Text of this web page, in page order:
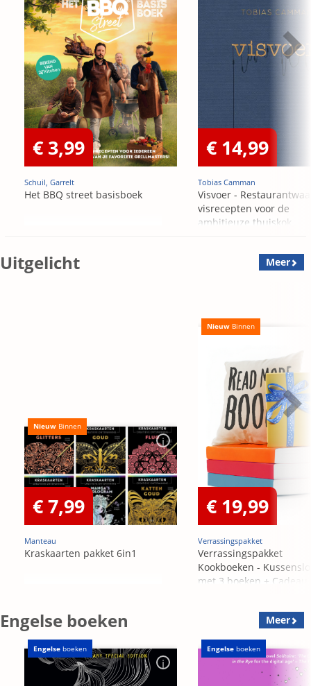
€ 3,99
Schuil, Garrelt
Het BBQ street basisboek
€ 14,99
Tobias Camman
Visvoer -
visrecepten voor de
ambitieuze thuiskok
Uitgelicht Meer
Nieuw Binnen
€ 7,99
Manteau
Kraskaarten pakket 6in1
Nieuw Binnen
€ 19,99
Verrassingspakket
Verrassingspakket
Kookboeken -
met 3 boeken + Cadeau
Engelse boeken Meer
Engelse boeken Engelse boeken